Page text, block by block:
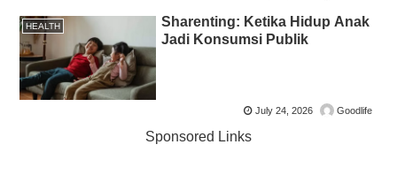
HEALTH
Sharenting: Ketika Hidup Anak
Jadi Konsumsi Publik
July 24, 2026 Goodlife
Sponsored Links